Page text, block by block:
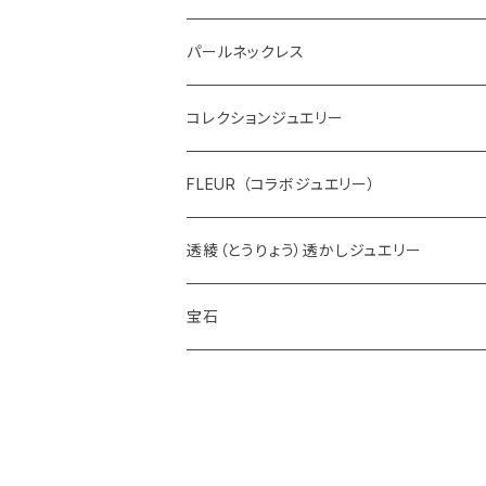
パールネックレス
コレクションジュエリー
FLEUR （コラボジュエリー）
透綾（とうりょう）透かしジュエリー
宝石